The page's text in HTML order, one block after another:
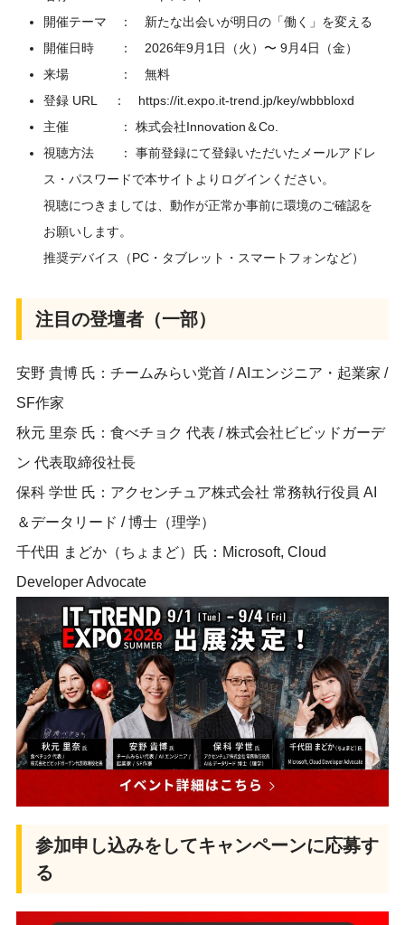
開催テーマ ： 新たな出会いが明日の「働く」を変える
開催日時 ： 2026年9月1日（火）〜 9月4日（金）
来場 ： 無料
登録 URL ： https://it.expo.it-trend.jp/key/wbbbloxd
主催 ： 株式会社Innovation＆Co.
視聴方法 ： 事前登録にて登録いただいたメールアドレ
ス・パスワードで本サイトよりログインください。
視聴につきましては、動作が正常か事前に環境のご確認を
お願いします。
推奨デバイス（PC・タブレット・スマートフォンなど）
注目の登壇者（一部）
安野 貴博 氏：チームみらい党首 / AIエンジニア・起業家 /
SF作家
秋元 里奈 氏：食べチョク 代表 / 株式会社ビビッドガーデ
ン 代表取締役社長
保科 学世 氏：アクセンチュア株式会社 常務執行役員 AI
＆データリード / 博士（理学）
千代田 まどか（ちょまど）氏：Microsoft, Cloud
Developer Advocate
参加申し込みをしてキャンペーンに応募す
る